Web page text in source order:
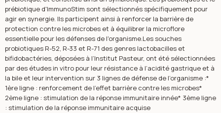
prébiotique d'ImmunoStim sont sélectionnés spécifiquement pour
agir en synergie. Ils participent ainsi à renforcer la barrière de
protection contre les microbes et à équilibrer la microflore
essentielle pour les défenses de l'organisme.Les souches
probiotiques R-52, R-33 et R-71 des genres lactobacilles et
bifidobactéries, déposées à l’Institut Pasteur, ont été sélectionnées
par des études in vitro pour leur résistance à l’acidité gastrique et à
la bile et leur intervention sur 3 lignes de défense de l’organisme :*
1ère ligne : renforcement de l’effet barrière contre les microbes*
2ème ligne : stimulation de la réponse immunitaire innée* 3ème ligne
: stimulation de la réponse immunitaire acquise